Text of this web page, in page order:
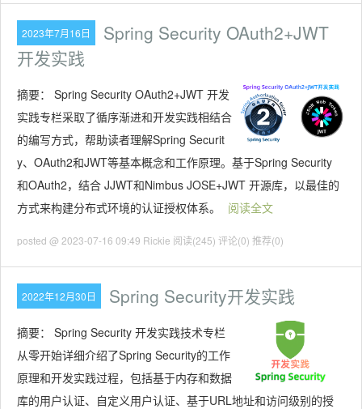
2023年7月16日
Spring Security OAuth2+JWT
开发实践
摘要： Spring Security OAuth2+JWT 开发
实践专栏采取了循序渐进和开发实践相结合
的编写方式，帮助读者理解Spring Securit
y、OAuth2和JWT等基本概念和工作原理。基于Spring Security
和OAuth2，结合 JJWT和Nimbus JOSE+JWT 开源库，以最佳的
方式来构建分布式环境的认证授权体系。
阅读全文
posted @ 2023-07-16 09:49 Rickie 阅读(245) 评论(0) 推荐(0)
2022年12月30日 Spring Security开发实践
摘要： Spring Security 开发实践技术专栏
从零开始详细介绍了Spring Security的工作
原理和开发实践过程，包括基于内存和数据
库的用户认证、自定义用户认证、基于URL地址和访问级别的授